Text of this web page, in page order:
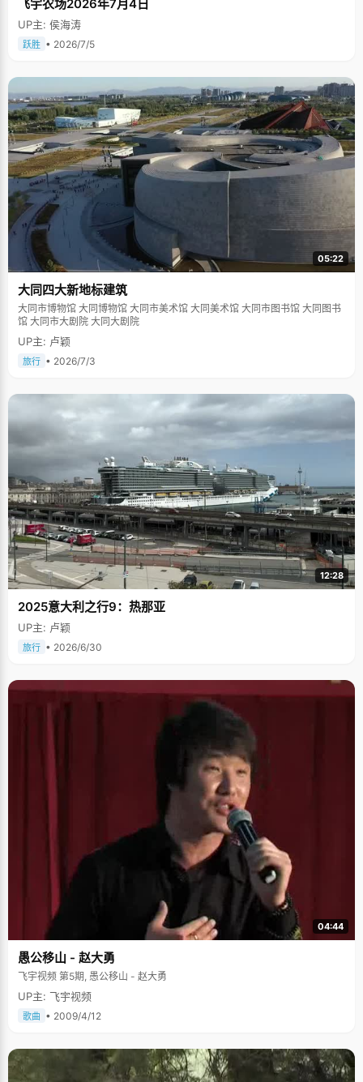
飞宇农场2026年7月4日
UP主: 侯海涛
跃胜 • 2026/7/5
05:22
大同四大新地标建筑
大同市博物馆 大同博物馆 大同市美术馆 大同美术馆 大同市图书馆 大同图书
馆 大同市大剧院 大同大剧院
UP主: 卢颖
旅行 • 2026/7/3
12:28
2025意大利之行9：热那亚
UP主: 卢颖
旅行 • 2026/6/30
04:44
愚公移山 - 赵大勇
飞宇视频 第5期, 愚公移山 - 赵大勇
UP主: 飞宇视频
歌曲 • 2009/4/12